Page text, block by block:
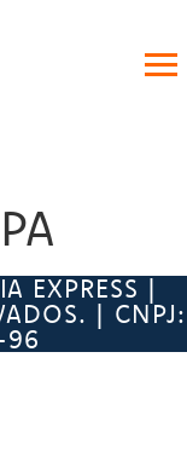
EXPRESS |
| CNPJ:
96